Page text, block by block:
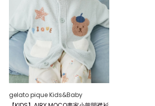
gelato pique Kids&Baby